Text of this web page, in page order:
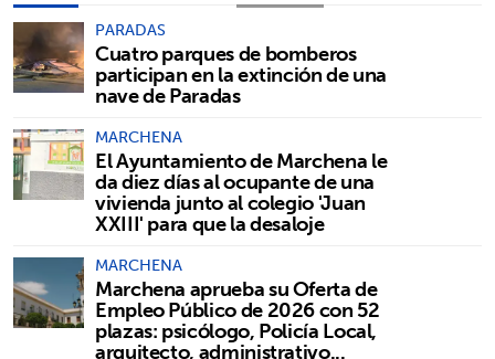
PARADAS
Cuatro parques de bomberos
participan en la extinción de una
nave de Paradas
MARCHENA
El Ayuntamiento de Marchena le
da diez días al ocupante de una
vivienda junto al colegio 'Juan
XXIII' para que la desaloje
MARCHENA
Marchena aprueba su Oferta de
Empleo Público de 2026 con 52
plazas: psicólogo, Policía Local,
arquitecto, administrativo...